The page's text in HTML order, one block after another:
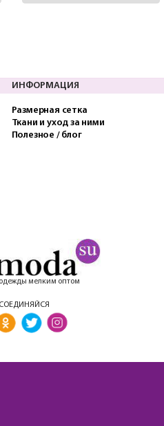
ИНФОРМАЦИЯ
Размерная сетка
Ткани и уход за ними
Полезное / блог
мелким оптом